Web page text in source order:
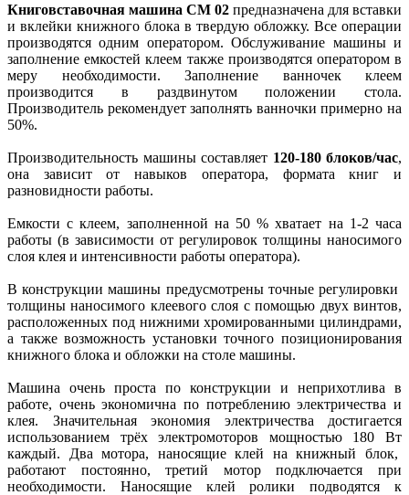
Книговставочная машина CM 02 предназначена для вставки
и вклейки книжного блока в твердую обложку. Все операции
производятся одним оператором. Обслуживание машины и
заполнение емкостей клеем также производятся оператором в
меру необходимости. Заполнение ванночек клеем
производится в раздвинутом положении стола.
Производитель рекомендует заполнять ванночки примерно на
50%.
Производительность машины составляет 120-180 блоков/час,
она зависит от навыков оператора, формата книг и
разновидности работы.
Емкости с клеем, заполненной на 50 % хватает на 1-2 часа
работы (в зависимости от регулировок толщины наносимого
слоя клея и интенсивности работы оператора).
В конструкции машины предусмотрены точные регулировки
толщины наносимого клеевого слоя с помощью двух винтов,
расположенных под нижними хромированными цилиндрами,
а также возможность установки точного позиционирования
книжного блока и обложки на столе машины.
Машина очень проста по конструкции и неприхотлива в
работе, очень экономична по потреблению электричества и
клея. Значительная экономия электричества достигается
использованием трёх электромоторов мощностью 180 Вт
каждый. Два мотора, наносящие клей на книжный блок,
работают постоянно, третий мотор подключается при
необходимости. Наносящие клей ролики подводятся к